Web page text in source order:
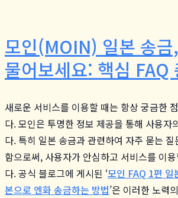
모인(MOIN) 일본 송금
물어보세요: 핵심 FAQ
새로운 서비스를 이용할 때는 항상 궁금한
다. 모인은 투명한 정보 제공을 통해 사용자
다. 특히 일본 송금과 관련하여 자주 묻는
함으로써, 사용자가 안심하고 서비스를 이
다. 공식 블로그에 게시된 ‘모인 FAQ 1편 일
본으로 엔화 송금하는 방법’은 이러한 노력